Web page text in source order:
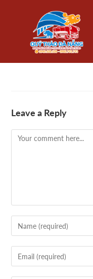
Leave a Reply